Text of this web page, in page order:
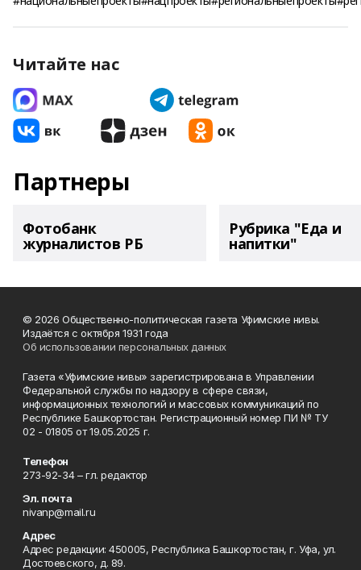
Читайте нас
Партнеры
Фотобанк
журналистов РБ
Рубрика "Еда и
напитки"
© 2026 Общественно-политическая газета Уфимские нивы.
Издаётся с октября 1931 года
Об использовании персональных данных
Газета «Уфимские нивы» зарегистрирована в Управлении
Федеральной службы по надзору в сфере связи,
информационных технологий и массовых коммуникаций по
Республике Башкортостан. Регистрационный номер ПИ № ТУ
02 - 01805 от 19.05.2025 г.
Телефон
273-92-34 – гл. редактор
Эл. почта
nivanp@mail.ru
Адрес
Адрес редакции: 450005, Республика Башкортостан, г. Уфа, ул.
Достоевского, д. 89.